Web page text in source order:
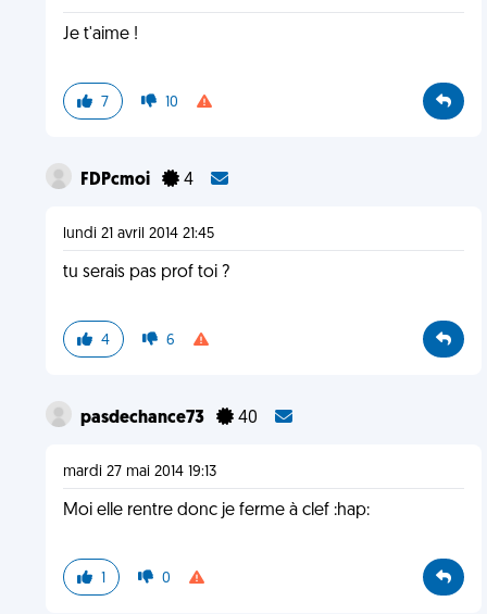
Je t'aime !
7 10
FDPcmoi 4
lundi 21 avril 2014 21:45
tu serais pas prof toi ?
4 6
pasdechance73 40
mardi 27 mai 2014 19:13
Moi elle rentre donc je ferme à clef :hap:
1 0